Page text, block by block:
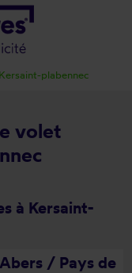
volet
à Kersaint-
/ Pays de
Kersaint-plabennec